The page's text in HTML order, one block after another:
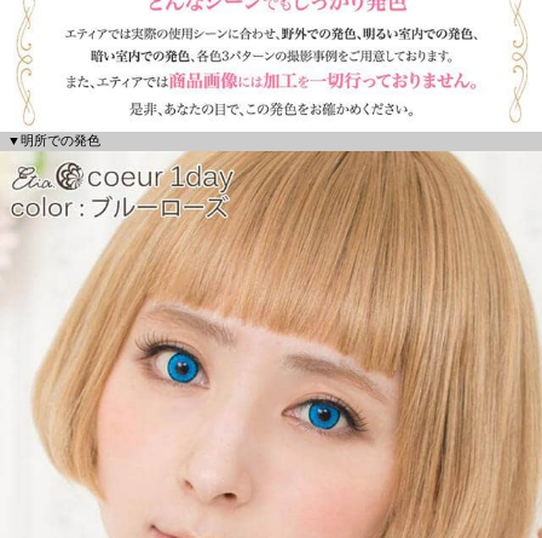
▼明所での発色